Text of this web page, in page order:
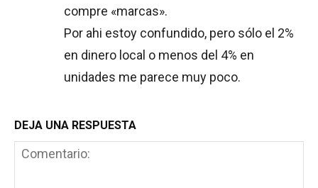
compre «marcas».
Por ahi estoy confundido, pero sólo el 2%
en dinero local o menos del 4% en
unidades me parece muy poco.
DEJA UNA RESPUESTA